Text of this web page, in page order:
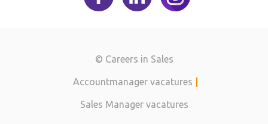
© Careers in Sales
Accountmanager vacatures
Sales Manager vacatures